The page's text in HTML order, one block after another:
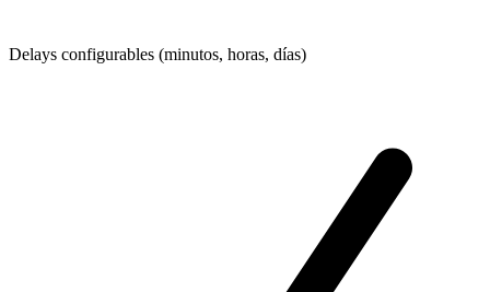
Delays configurables (minutos, horas, días)